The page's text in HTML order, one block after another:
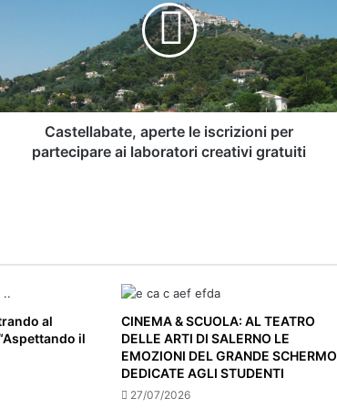
terzo appuntamento a Marina di Vietri
Il Cinema che resta: il Picentia Short
Film Festival annuncia le date della
decima edizione e la sinergia con il
Castellabate, aperte le iscrizioni per
partecipare ai laboratori creativi gratuiti
al
il
CINEMA & SCUOLA: AL TEATRO
DELLE ARTI DI SALERNO LE
EMOZIONI DEL GRANDE SCHERMO
DEDICATE AGLI STUDENTI
27/07/2026